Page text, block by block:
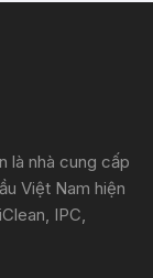
là nhà cung cấp
Việt Nam hiện
IPC,